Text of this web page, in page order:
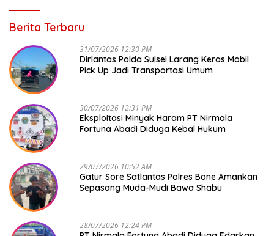
Berita Terbaru
31/07/2026 12:30 PM
Dirlantas Polda Sulsel Larang Keras Mobil
Pick Up Jadi Transportasi Umum
30/07/2026 12:31 PM
Eksploitasi Minyak Haram PT Nirmala
Fortuna Abadi Diduga Kebal Hukum
29/07/2026 10:52 AM
Gatur Sore Satlantas Polres Bone Amankan
Sepasang Muda-Mudi Bawa Shabu
28/07/2026 12:24 PM